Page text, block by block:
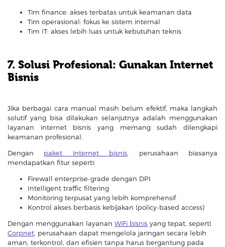
Tim finance: akses terbatas untuk keamanan data
Tim operasional: fokus ke sistem internal
Tim IT: akses lebih luas untuk kebutuhan teknis
7. Solusi Profesional: Gunakan Internet
Bisnis
Jika berbagai cara manual masih belum efektif, maka langkah
solutif yang bisa dilakukan selanjutnya adalah menggunakan
layanan internet bisnis yang memang sudah dilengkapi
keamanan profesional.
Dengan paket internet bisnis , perusahaan biasanya
mendapatkan fitur seperti:
Firewall enterprise-grade dengan DPI
Intelligent traffic filtering
Monitoring terpusat yang lebih komprehensif
Kontrol akses berbasis kebijakan (policy-based access)
Dengan menggunakan layanan WiFi bisnis yang tepat, seperti
Corpnet , perusahaan dapat mengelola jaringan secara lebih
aman, terkontrol, dan efisien tanpa harus bergantung pada